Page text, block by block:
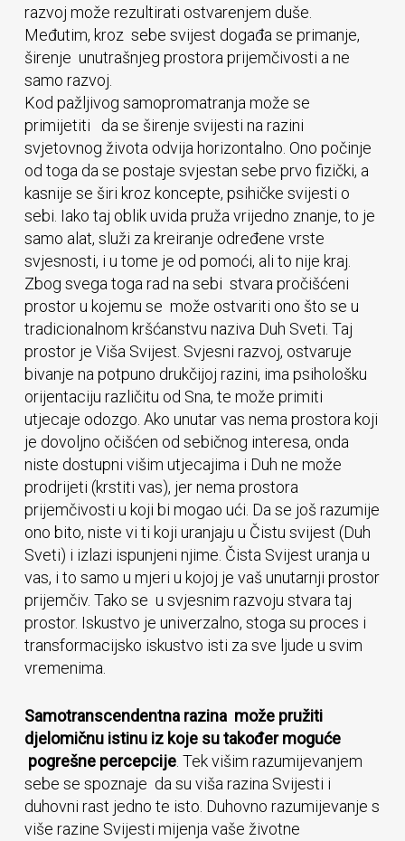
razvoj može rezultirati ostvarenjem duše.
Međutim, kroz sebe svijest događa se primanje,
širenje unutrašnjeg prostora prijemčivosti a ne
samo razvoj.
Kod pažljivog samopromatranja može se
primijetiti da se širenje svijesti na razini
svjetovnog života odvija horizontalno. Ono počinje
od toga da se postaje svjestan sebe prvo fizički, a
kasnije se širi kroz koncepte, psihičke svijesti o
sebi. Iako taj oblik uvida pruža vrijedno znanje, to je
samo alat, služi za kreiranje određene vrste
svjesnosti, i u tome je od pomoći, ali to nije kraj.
Zbog svega toga rad na sebi stvara pročišćeni
prostor u kojemu se može ostvariti ono što se u
tradicionalnom kršćanstvu naziva Duh Sveti. Taj
prostor je Viša Svijest. Svjesni razvoj, ostvaruje
bivanje na potpuno drukčijoj razini, ima psihološku
orijentaciju različitu od Sna, te može primiti
utjecaje odozgo. Ako unutar vas nema prostora koji
je dovoljno očišćen od sebičnog interesa, onda
niste dostupni višim utjecajima i Duh ne može
prodrijeti (krstiti vas), jer nema prostora
prijemčivosti u koji bi mogao ući. Da se još razumije
ono bito, niste vi ti koji uranjaju u Čistu svijest (Duh
Sveti) i izlazi ispunjeni njime. Čista Svijest uranja u
vas, i to samo u mjeri u kojoj je vaš unutarnji prostor
prijemčiv. Tako se u svjesnim razvoju stvara taj
prostor. Iskustvo je univerzalno, stoga su proces i
transformacijsko iskustvo isti za sve ljude u svim
vremenima.
Samotranscendentna razina može pružiti
djelomičnu istinu iz koje su također moguće
pogrešne percepcije. Tek višim razumijevanjem
sebe se spoznaje da su viša razina Svijesti i
duhovni rast jedno te isto. Duhovno razumijevanje s
više razine Svijesti mijenja vaše životne